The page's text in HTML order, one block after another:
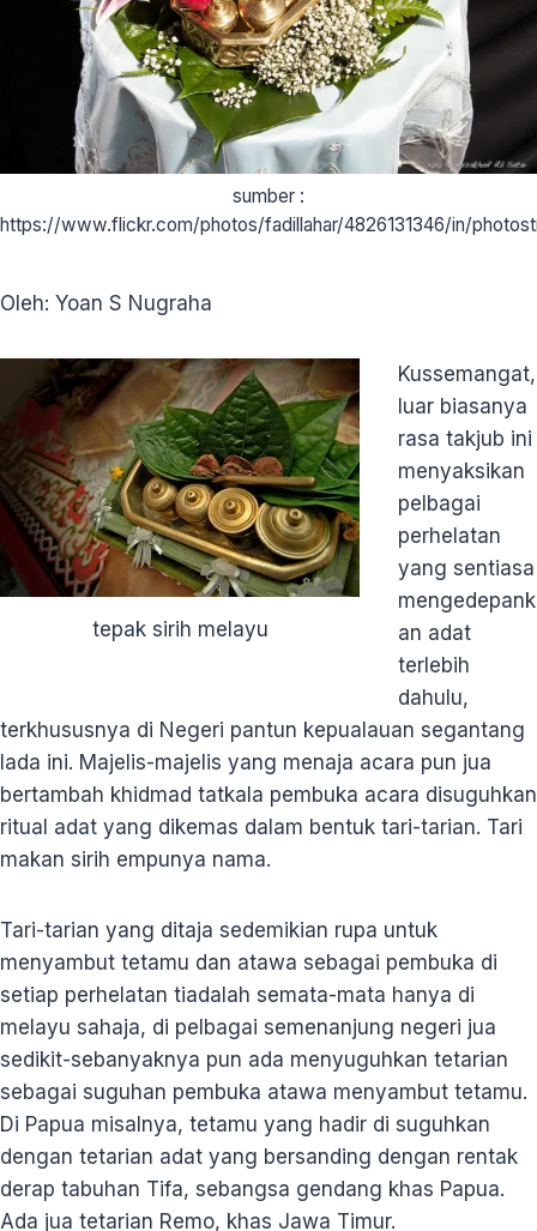
sumber :
https://www.flickr.com/photos/fadillahar/4826131346/in/
Oleh: Yoan S Nugraha
tepak sirih melayu
Kussemangat,
luar biasanya
rasa takjub ini
menyaksikan
pelbagai
perhelatan
yang sentiasa
mengedepank
an adat
terlebih
dahulu,
terkhususnya di Negeri pantun kepualauan segantang
lada ini. Majelis-majelis yang menaja acara pun jua
bertambah khidmad tatkala pembuka acara disuguhkan
ritual adat yang dikemas dalam bentuk tari-tarian. Tari
makan sirih empunya nama.
Tari-tarian yang ditaja sedemikian rupa untuk
menyambut tetamu dan atawa sebagai pembuka di
setiap perhelatan tiadalah semata-mata hanya di
melayu sahaja, di pelbagai semenanjung negeri jua
sedikit-sebanyaknya pun ada menyuguhkan tetarian
sebagai suguhan pembuka atawa menyambut tetamu.
Di Papua misalnya, tetamu yang hadir di suguhkan
dengan tetarian adat yang bersanding dengan rentak
derap tabuhan Tifa, sebangsa gendang khas Papua.
Ada jua tetarian Remo, khas Jawa Timur.